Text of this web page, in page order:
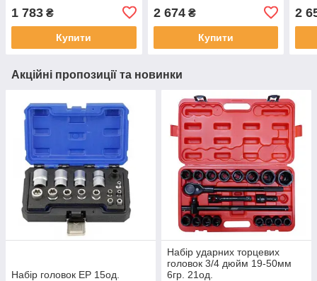
1 783 ₴
Купити
2 674₴
Купити
2
Акційні пропозиції та новинки
Набір головок EP 15од.
Набір ударних торцевих
головок 3/4 дюйм 19-50мм
6гр. 21од.